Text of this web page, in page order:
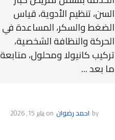
السن، تنظيم الأدوية، قياس
الضغط والسكر، المساعدة في
الحركة والنظافة الشخصية،
تركيب كانيولا ومحلول، متابعة
ما بعد ...
by احمد رضوان onيناير 15, 2026